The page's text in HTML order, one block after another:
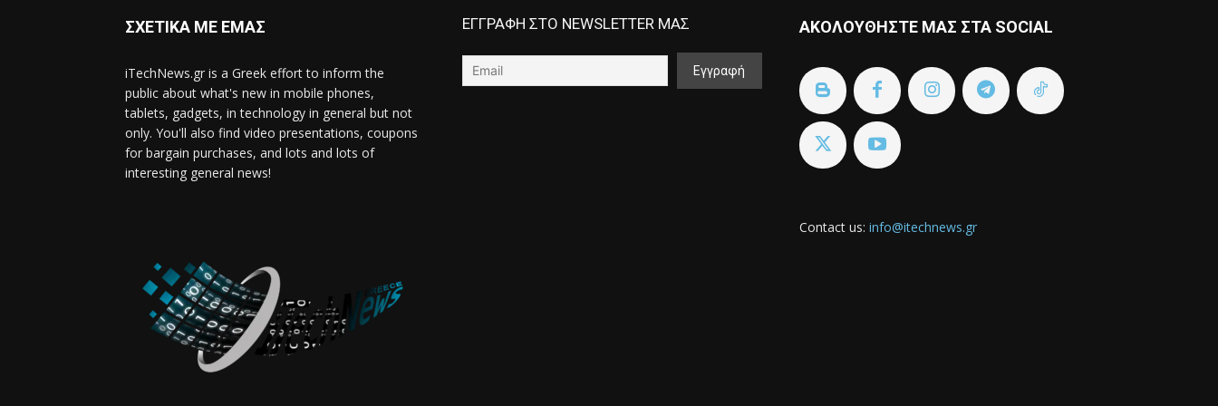
ΣΧΕΤΙΚΑ ΜΕ ΕΜΑΣ
iTechNews.gr is a Greek effort to inform the
public about what's new in mobile phones,
tablets, gadgets, in technology in general but not
only. You'll also find video presentations, coupons
for bargain purchases, and lots and lots of
interesting general news!
ΕΓΓΡΑΦΗ ΣΤΟ NEWSLETTER ΜΑΣ ΑΚΟΛΟΥΘΗΣΤΕ ΜΑΣ ΣΤΑ SOCIAL
Contact us: info@itechnews.gr